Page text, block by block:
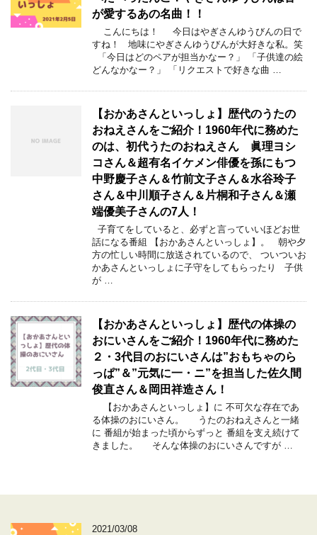
が愛するあの名曲！！
こんにちは！ 今日はやぎさんゆうびんの日で
すね！ 地味にやぎさんゆうびんが大好きな私。笑
「今日はどのペアが担当かなー？」 「子供達の絵
どんなかなー？」 「リクエストで好きな曲 …
【おかあさんといっしょ】歴代のうたの
おねえさんをご紹介！1960年代に務めた
のは、初代うたのおねえさん 眞理ヨシ
コさん＆超有名イケメン俳優を孫にもつ
中野慶子さん＆竹前文子さん＆水谷玲子
さん＆中川順子さん＆片桐和子さん＆瀬
端優美子さんの7人！
子育てをしていると、必ずと言っていいほどお世
話になる番組 【おかあさんといっしょ】。 朝や夕
方の忙しい時間に放送されているので、 ついついお
かあさんといっしょに子守をしてもらったり 子供
が …
【おかあさんといっしょ】歴代の体操の
おにいさんをご紹介！1960年代に務めた
２・3代目のおにいさんは”おもちゃのら
っぱ”＆”元気に一・ニ”を担当した佐久間
俊直さん＆岡田祥造さん！
【おかあさんといっしょ】に 不可欠な存在であ
る体操のおにいさん。 うたのおねえさんと一緒
に 番組が始まった頃からずっと 番組を支え続けて
きました。 そんな体操のおにいさんですが …
2021/03/08